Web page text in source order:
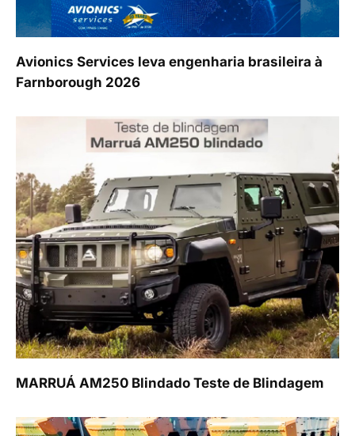
Avionics Services leva engenharia brasileira à
Farnborough 2026
MARRUÁ AM250 Blindado Teste de Blindagem